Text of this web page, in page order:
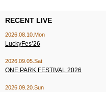
RECENT LIVE
2026.08.10.Mon
LuckyFes’26
2026.09.05.Sat
ONE PARK FESTIVAL 2026
2026.09.20.Sun